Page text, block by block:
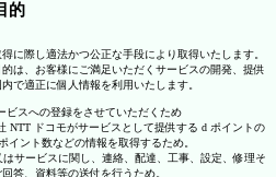
的
に際し適法かつ公正な手段により取得いたします。
は、お客様にご満足いただくサービスの開発、提供
で適正に個人情報を利用いたします。
ビスへの登録をさせていただくため
NTT ドコモがサービスとして提供する d ポイントの
ント数などの情報を取得するため。
サービスに関し、連絡、配達、工事、設定、修理そ
答、資料等の送付を行うため。